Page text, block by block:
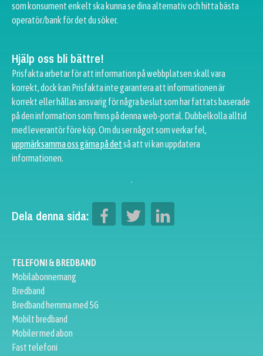
som konsument enkelt ska kunna se dina alternativ och hitta bästa
operatör/bank för det du söker.
Hjälp oss bli bättre!
Prisfakta arbetar för att information på webbplatsen skall vara
korrekt, dock kan Prisfakta inte garantera att informationen är
korrekt eller hållas ansvarig för några beslut som har fattats baserade
på den information som finns på denna web-portal. Dubbelkolla alltid
med leverantör före köp. Om du ser något som verkar fel,
uppmärksamma oss gärna på detså att vi kan uppdatera
informationen.
Dela denna sida:
TELEFONI & BREDBAND
Mobilabonnemang
Bredband
Bredband hemma med 5G
Mobilt bredband
Mobiler med abon
Fast telefoni